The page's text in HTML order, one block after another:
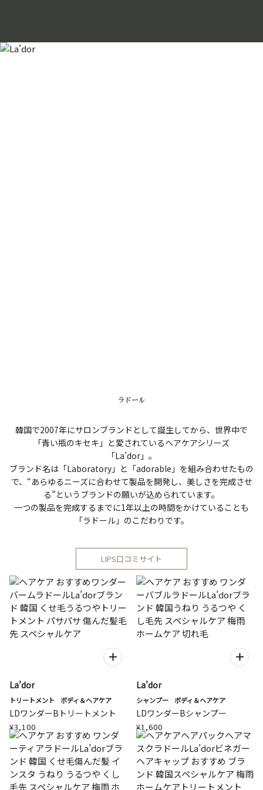
ラドール
韓国で2007年にサロンブランドとして誕生してから、世界中で
「青い瓶のキセキ」と愛されているヘアケアシリーズ
「La’dor」。
ブランド名は「Laboratory」と「adorable」を組み合わせたもの
で、“あらゆるニーズに合わせて製品を開発し、美しさを完成させ
る”というブランドの願いが込められています。
一つの製品を完成するまでに1年以上の時間をかけていることも
「ラドール」のこだわりです。
LIPS口コミサイト
La’dor
トリートメント ボディ＆ヘアケア
LDワンダーBトリートメント
¥3,100
La’dor
シャンプー ボディ＆ヘアケア
LDワンダーBシャンプー
¥1,600